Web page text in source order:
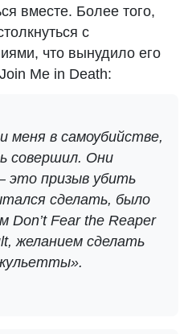
вместе. Более того,
с
что вынудило его
Me in Death:
меня в самоубийстве,
совершил. Они
это призыв убить
сделать, было
Fear the Reaper
желанием сделать